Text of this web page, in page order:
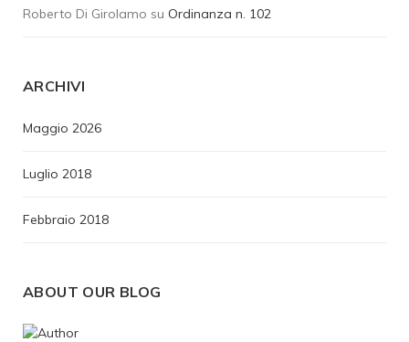
Roberto Di Girolamo su Ordinanza n. 102
ARCHIVI
Maggio 2026
Luglio 2018
Febbraio 2018
ABOUT OUR BLOG